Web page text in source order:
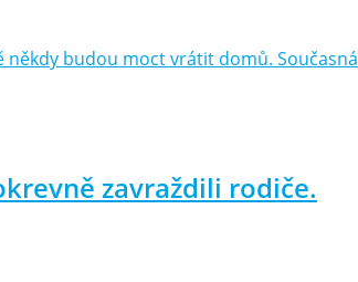
někdy budou moct vrátit domů. Současná
zavraždili rodiče.